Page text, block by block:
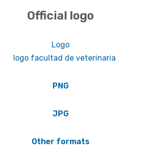
Official logo
Logo
PNG
JPG
Other formats